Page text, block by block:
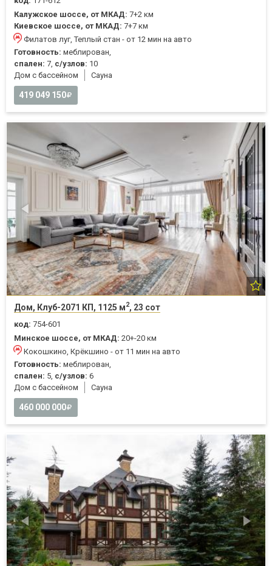
Калужское шоссе, от МКАД: 7+2 км
Киевское шоссе, от МКАД: 7+7 км
Филатов луг, Теплый стан - от 12 мин на авто
Готовность: меблирован,
спален: 7, с/узлов: 10
Дом с бассейном
Cауна
419 049 150
Дом, Клуб-2071 КП, 1125 м2, 23 сот
код: 754-601
Минское шоссе, от МКАД: 20+-20 км
Кокошкино, Крёкшино - от 11 мин на авто
Готовность: меблирован,
спален: 5, с/узлов: 6
Дом с бассейном
Cауна
460 000 000